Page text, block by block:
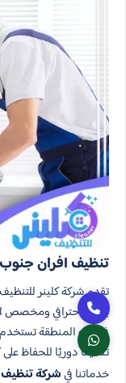
تنظيف افران
تقدم شركة كلينر
بشكل احترافي ومخصص
في هذه المنطقة
تنظيفًا دوريًا للحفاظ
خدماتنا فيشركة تنظيف